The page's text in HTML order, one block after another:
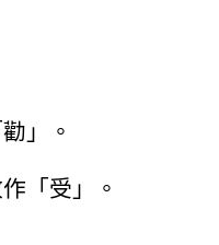
」。
「受」。